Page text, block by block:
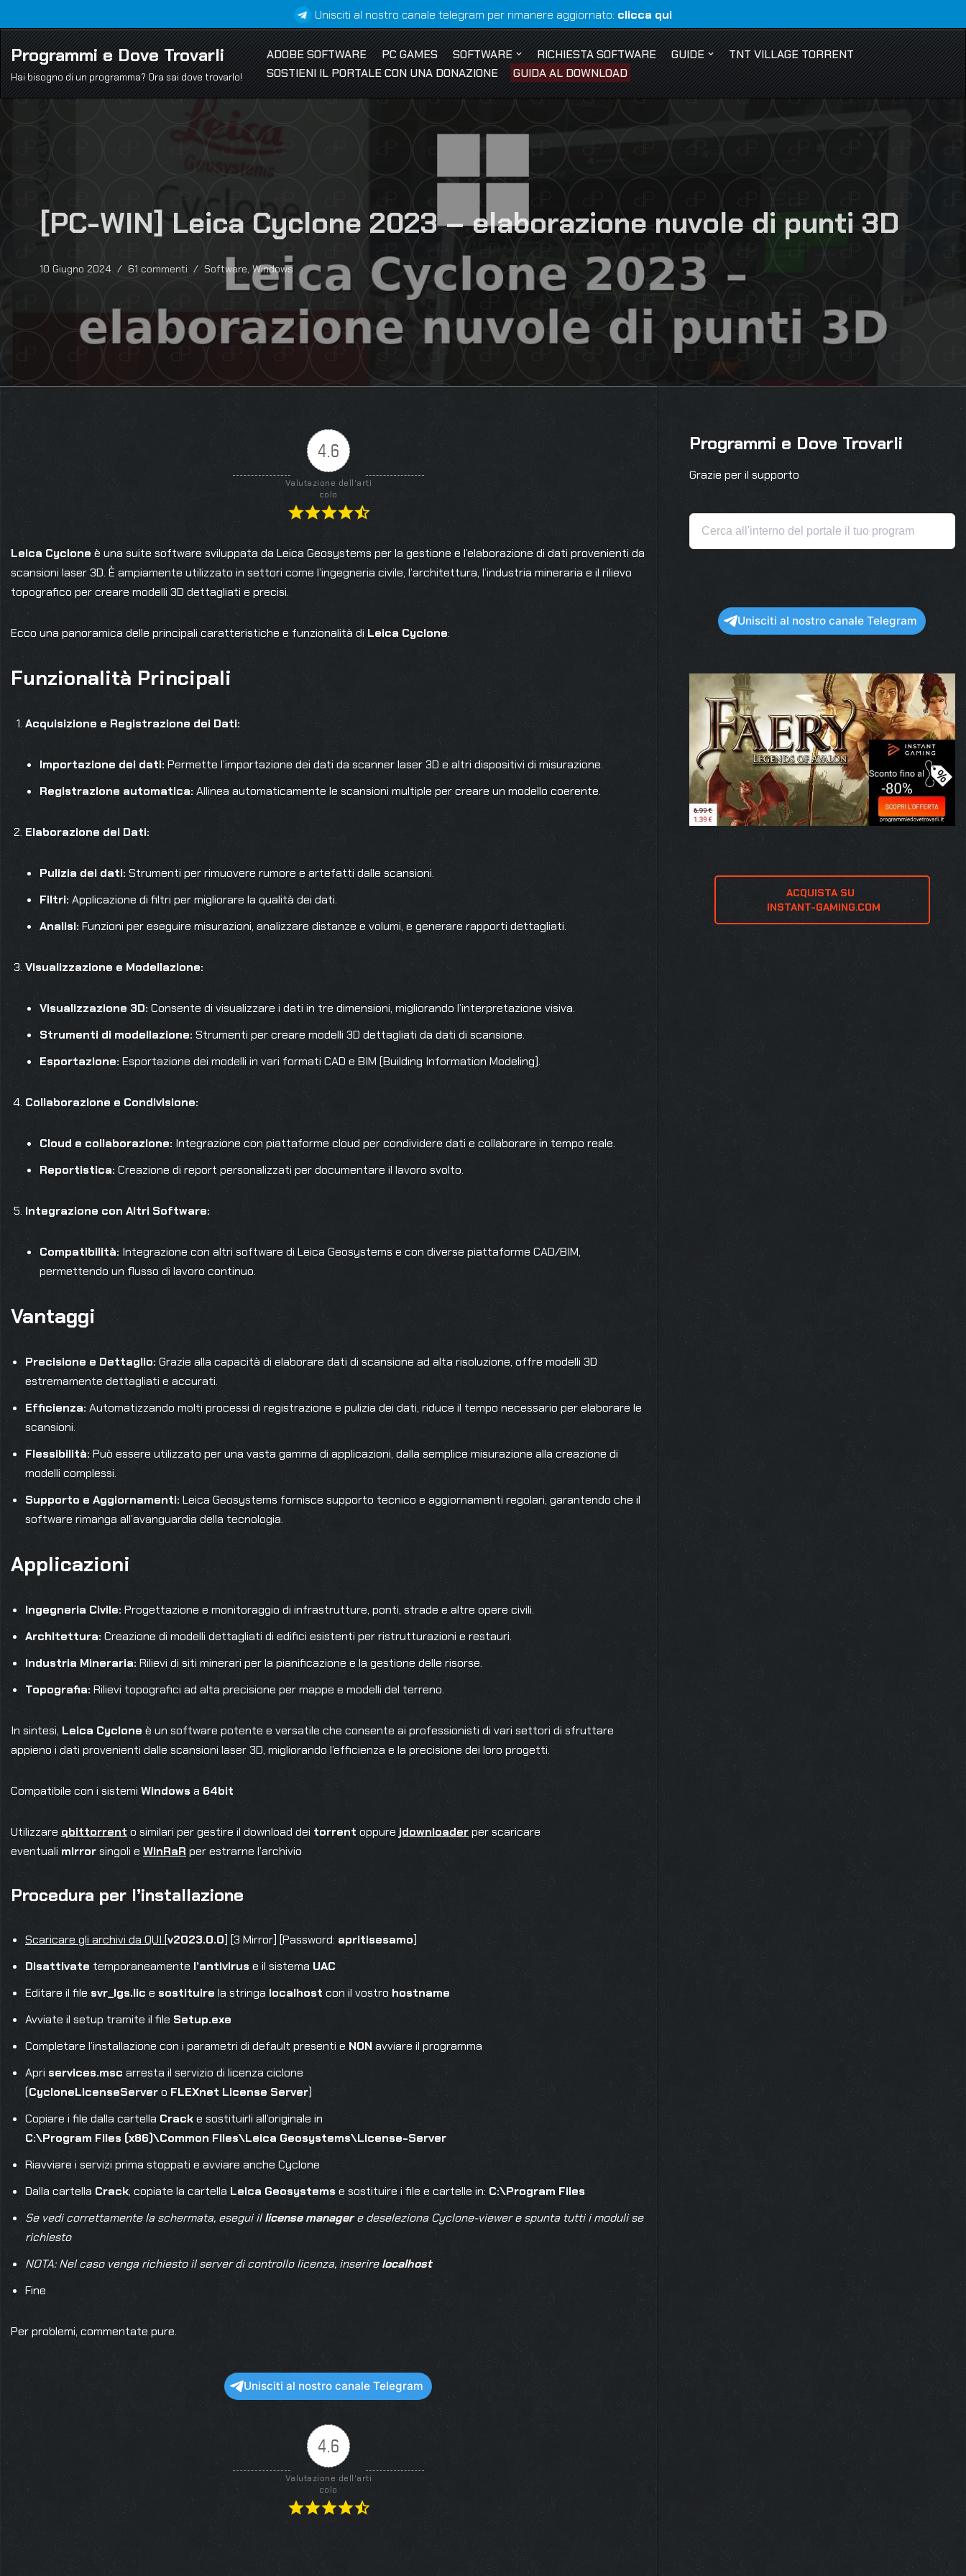
Vai
al
contenuto
Unisciti al nostro canale telegram per rimanere aggiornato: clicca qui
Programmi e Dove Trovarli
Hai bisogno di un programma? Ora sai dove trovarlo!
ADOBE SOFTWARE PC GAMES SOFTWARE RICHIESTA SOFTWARE GUIDE
TNT VILLAGE TORRENT
SOSTIENI IL PORTALE CON UNA DONAZIONE
GUIDA AL DOWNLOAD
[PC-WIN] Leica Cyclone 2023 – elaborazione nuvole di punti 3D
10 Giugno 2024 61 commenti Software, Windows
4.6
Valutazione dell'arti
colo
Leica Cyclone è una suite software sviluppata da Leica Geosystems per la gestione e l’elaborazione di dati provenienti da
scansioni laser 3D. È ampiamente utilizzato in settori come l’ingegneria civile, l’architettura, l’industria mineraria e il rilievo
topografico per creare modelli 3D dettagliati e precisi.
Ecco una panoramica delle principali caratteristiche e funzionalità di Leica Cyclone:
Funzionalità Principali
Acquisizione e Registrazione dei Dati:
Importazione dei dati: Permette l’importazione dei dati da scanner laser 3D e altri dispositivi di misurazione.
Registrazione automatica: Allinea automaticamente le scansioni multiple per creare un modello coerente.
Elaborazione dei Dati:
Pulizia dei dati: Strumenti per rimuovere rumore e artefatti dalle scansioni.
Filtri: Applicazione di filtri per migliorare la qualità dei dati.
Analisi: Funzioni per eseguire misurazioni, analizzare distanze e volumi, e generare rapporti dettagliati.
Visualizzazione e Modellazione:
Visualizzazione 3D: Consente di visualizzare i dati in tre dimensioni, migliorando l’interpretazione visiva.
Strumenti di modellazione: Strumenti per creare modelli 3D dettagliati da dati di scansione.
Esportazione: Esportazione dei modelli in vari formati CAD e BIM (Building Information Modeling).
Collaborazione e Condivisione:
Cloud e collaborazione: Integrazione con piattaforme cloud per condividere dati e collaborare in tempo reale.
Reportistica:Creazione di report personalizzati per documentare il lavoro svolto.
Integrazione con Altri Software:
Compatibilità: Integrazione con altri software di Leica Geosystems e con diverse piattaforme CAD/BIM,
permettendo un flusso di lavoro continuo.
Vantaggi
Precisione e Dettaglio: Grazie alla capacità di elaborare dati di scansione ad alta risoluzione, offre modelli 3D
estremamente dettagliati e accurati.
Efficienza: Automatizzando molti processi di registrazione e pulizia dei dati, riduce il tempo necessario per elaborare le
scansioni.
Flessibilità: Può essere utilizzato per una vasta gamma di applicazioni, dalla semplice misurazione alla creazione di
modelli complessi.
Supporto e Aggiornamenti: Leica Geosystems fornisce supporto tecnico e aggiornamenti regolari, garantendo che il
software rimanga all’avanguardia della tecnologia.
Applicazioni
Ingegneria Civile: Progettazione e monitoraggio di infrastrutture, ponti, strade e altre opere civili.
Architettura: Creazione di modelli dettagliati di edifici esistenti per ristrutturazioni e restauri.
Industria Mineraria: Rilievi di siti minerari per la pianificazione e la gestione delle risorse.
Topografia: Rilievi topografici ad alta precisione per mappe e modelli del terreno.
In sintesi, Leica Cyclone è un software potente e versatile che consente ai professionisti di vari settori di sfruttare
appieno i dati provenienti dalle scansioni laser 3D, migliorando l’efficienza e la precisione dei loro progetti.
Compatibile con i sistemi Windowsa 64bit
Utilizzare qbittorrent o similari per gestire il download dei torrent oppure jdownloaderper scaricare
eventuali mirrorsingoli e WinRaR per estrarne l’archivio
Procedura per l’installazione
Scaricare gli archivi da QUI [v2023.0.0] [3 Mirror] [Password: apritisesamo]
Disattivate temporaneamente l’antiviruse il sistema UAC
Editare il file svr_lgs.lic e sostituire la stringa localhost con il vostro hostname
Avviate il setup tramite il file Setup.exe
Completare l’installazione con i parametri di default presenti e NONavviare il programma
Apri services.mscarresta il servizio di licenza ciclone
(CycloneLicenseServero FLEXnet License Server)
Copiare i file dalla cartella Cracke sostituirli all’originale in
C:\Program Files (x86)\Common Files\Leica Geosystems\License-Server
Riavviare i servizi prima stoppati e avviare anche Cyclone
Dalla cartella Crack, copiate la cartella Leica Geosystemse sostituire i file e cartelle in: C:\Program Files
Se vedi correttamente la schermata, esegui illicense managere deseleziona Cyclone-viewer e spunta tutti i moduli se
richiesto
NOTA: Nel caso venga richiesto il server di controllo licenza, inserirelocalhost
Fine
Per problemi, commentate pure.
Unisciti al nostro canale Telegram
4.6
Valutazione dell'arti
colo
Programmi e Dove Trovarli
Grazie per il supporto
Unisciti al nostro canale Telegram
ACQUISTA SU
INSTANT-GAMING.COM